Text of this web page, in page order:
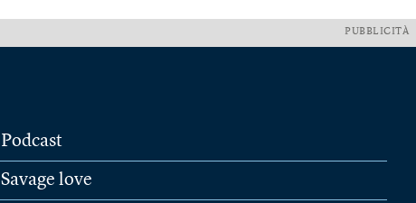
PUBBLICITÀ
Podcast
Savage love